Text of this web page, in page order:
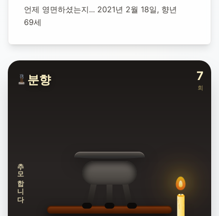
언제 영면하셨는지... 2021년 2월 18일, 향년
69세
분향 7
회
추모합니다